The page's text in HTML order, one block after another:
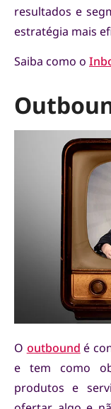
resultados e
estratégia mais
Saiba como o
O outbound é
e tem como
produtos e